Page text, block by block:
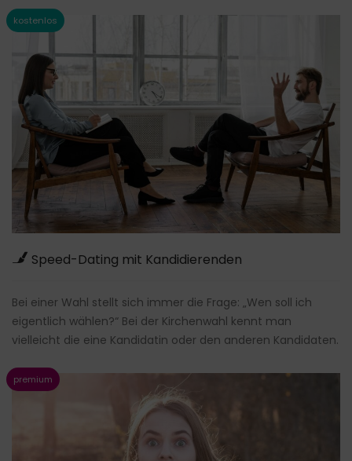
Speed-Dating mit Kandidierenden
Bei einer Wahl stellt sich immer die Frage: „Wen soll ich
eigentlich wählen?“ Bei der Kirchenwahl kennt man
vielleicht die eine Kandidatin oder den anderen Kandidaten.